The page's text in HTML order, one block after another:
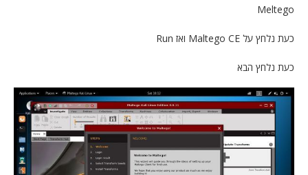
Meltego
כעת נלחץ על Maltego CE ואז Run
כעת נלחץ הבא